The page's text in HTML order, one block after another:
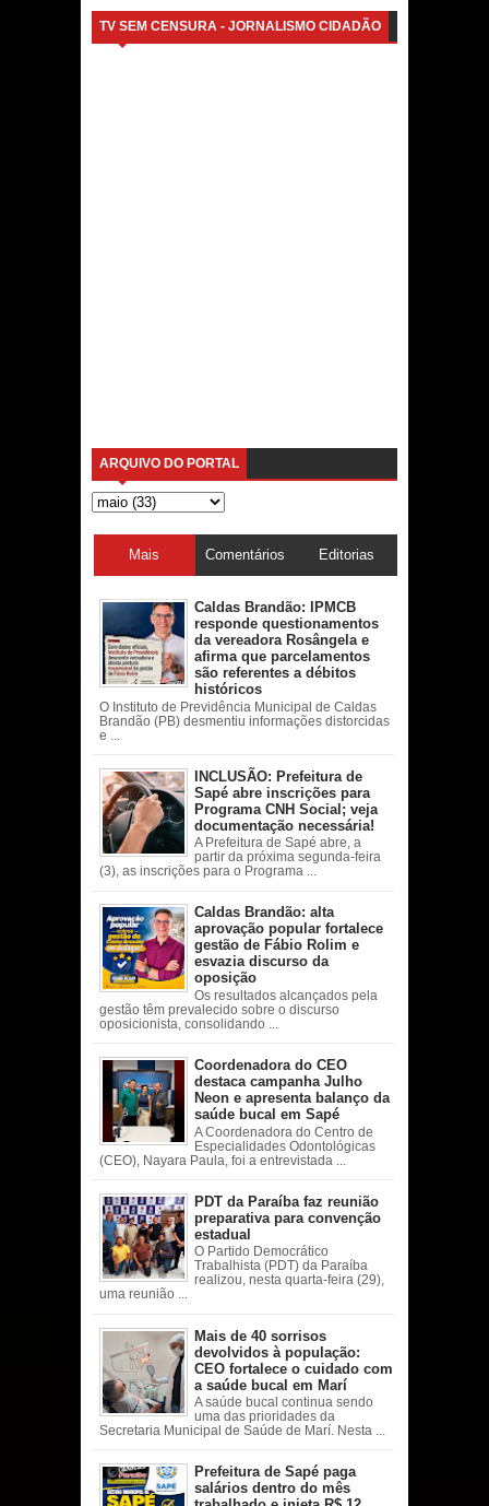
TV SEM CENSURA - JORNALISMO CIDADÃO
ARQUIVO DO PORTAL
Mais
acessadas
Comentários Editorias
Caldas Brandão: IPMCB
responde questionamentos
da vereadora Rosângela e
afirma que parcelamentos
são referentes a débitos
históricos
O Instituto de Previdência Municipal de Caldas
Brandão (PB) desmentiu informações distorcidas
e ...
INCLUSÃO: Prefeitura de
Sapé abre inscrições para
Programa CNH Social; veja
documentação necessária!
A Prefeitura de Sapé abre, a
partir da próxima segunda-feira
(3), as inscrições para o Programa ...
Caldas Brandão: alta
aprovação popular fortalece
gestão de Fábio Rolim e
esvazia discurso da
oposição
Os resultados alcançados pela
gestão têm prevalecido sobre o discurso
oposicionista, consolidando ...
Coordenadora do CEO
destaca campanha Julho
Neon e apresenta balanço da
saúde bucal em Sapé
A Coordenadora do Centro de
Especialidades Odontológicas
(CEO), Nayara Paula, foi a entrevistada ...
PDT da Paraíba faz reunião
preparativa para convenção
estadual
O Partido Democrático
Trabalhista (PDT) da Paraíba
realizou, nesta quarta-feira (29),
uma reunião ...
Mais de 40 sorrisos
devolvidos à população:
CEO fortalece o cuidado com
a saúde bucal em Marí
A saúde bucal continua sendo
uma das prioridades da
Secretaria Municipal de Saúde de Marí. Nesta ...
Prefeitura de Sapé paga
salários dentro do mês